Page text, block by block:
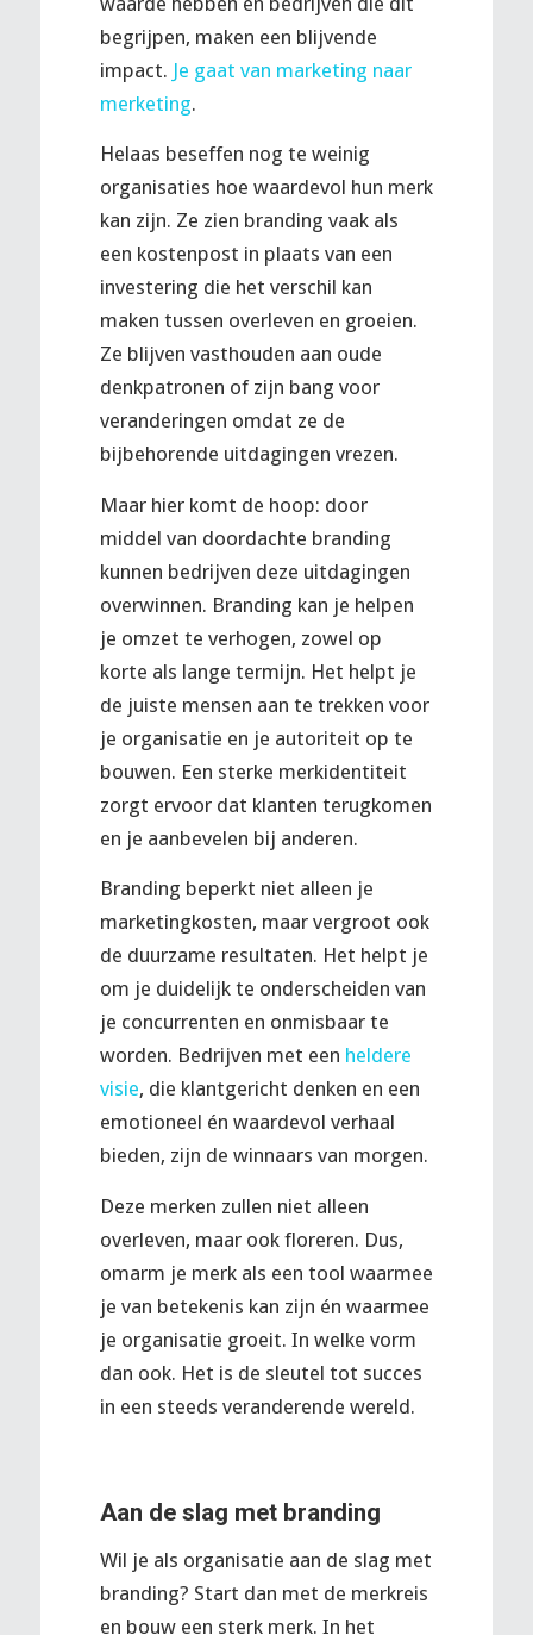
begrijpen, maken een blijvende
impact. Je gaat van marketing naar
merketing.
Helaas beseffen nog te weinig
organisaties hoe waardevol hun merk
kan zijn. Ze zien branding vaak als
een kostenpost in plaats van een
investering die het verschil kan
maken tussen overleven en groeien.
Ze blijven vasthouden aan oude
denkpatronen of zijn bang voor
veranderingen omdat ze de
bijbehorende uitdagingen vrezen.
Maar hier komt de hoop: door
middel van doordachte branding
kunnen bedrijven deze uitdagingen
overwinnen. Branding kan je helpen
je omzet te verhogen, zowel op
korte als lange termijn. Het helpt je
de juiste mensen aan te trekken voor
je organisatie en je autoriteit op te
bouwen. Een sterke merkidentiteit
zorgt ervoor dat klanten terugkomen
en je aanbevelen bij anderen.
Branding beperkt niet alleen je
marketingkosten, maar vergroot ook
de duurzame resultaten. Het helpt je
om je duidelijk te onderscheiden van
je concurrenten en onmisbaar te
worden. Bedrijven met een heldere
visie, die klantgericht denken en een
emotioneel én waardevol verhaal
bieden, zijn de winnaars van morgen.
Deze merken zullen niet alleen
overleven, maar ook floreren. Dus,
omarm je merk als een tool waarmee
je van betekenis kan zijn én waarmee
je organisatie groeit. In welke vorm
dan ook. Het is de sleutel tot succes
in een steeds veranderende wereld.
Aan de slag met branding
Wil je als organisatie aan de slag met
branding? Start dan met de merkreis
en bouw een sterk merk. In het